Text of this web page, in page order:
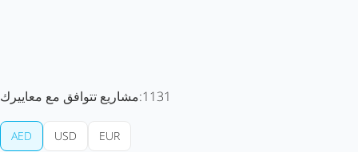
1131مشاريع تتوافق مع معاييرك:
AED USD EUR